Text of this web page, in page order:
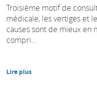
Troisième motif de
médicale, les vertiges et
causes sont de mieux en
compri...
Lire plus